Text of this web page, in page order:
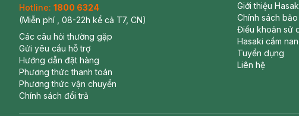
Hotline: 1800 6324
(Miễn phí , 08-22h kể cả T7, CN)
Các câu hỏi thường gặp
Gửi yêu cầu hỗ trợ
Hướng dẫn đặt hàng
Phương thức thanh toán
Phương thức vận chuyển
Chính sách đổi trả
Giới thiệu
Chính sách bảo
Điều khoản sử
Hasaki cẩm
Tuyển dụng
Liên hệ